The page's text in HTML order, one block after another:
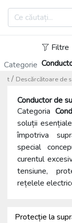
Filtre
Categorie
Descărcătoare de
/
Conductor de
Categoria
soluții
împotriva
special
curentul
tensiune,
rețelele
Protecție la